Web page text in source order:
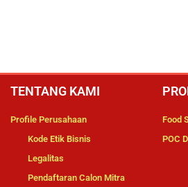
TENTANG KAMI
Profile Perusahaan
Kode Etik Bisnis
Legalitas
Pendaftaran Calon Mitra
Food
POC